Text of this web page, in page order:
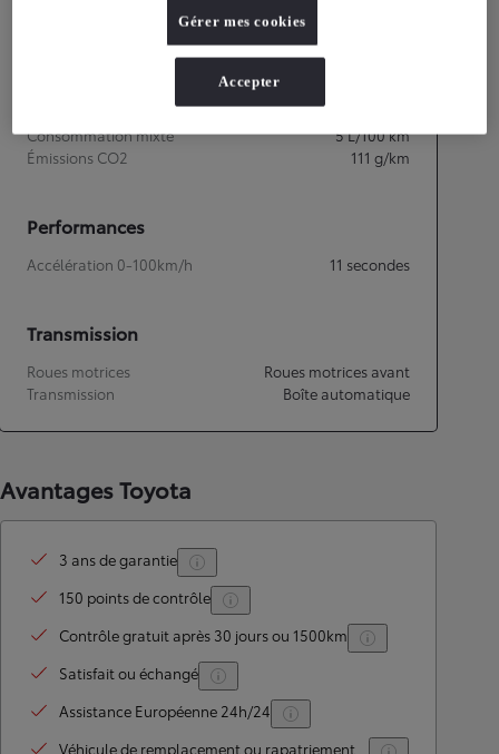
Consommation mixte 5L/100 km
Émissions CO2
111 g/km
Performances
Accélération 0-100km/h 11 secondes
Transmission
Roues motrices
Roues motrices avant
Transmission
Boîte automatique
Avantages Toyota
3 ans de garantie
150 points de contrôle
Contrôle gratuit après 30 jours ou 1500km
Satisfait ou échangé
Assistance Européenne 24h/24
Véhicule de remplacement ou rapatriement
Gérer mes cookies
Accepter